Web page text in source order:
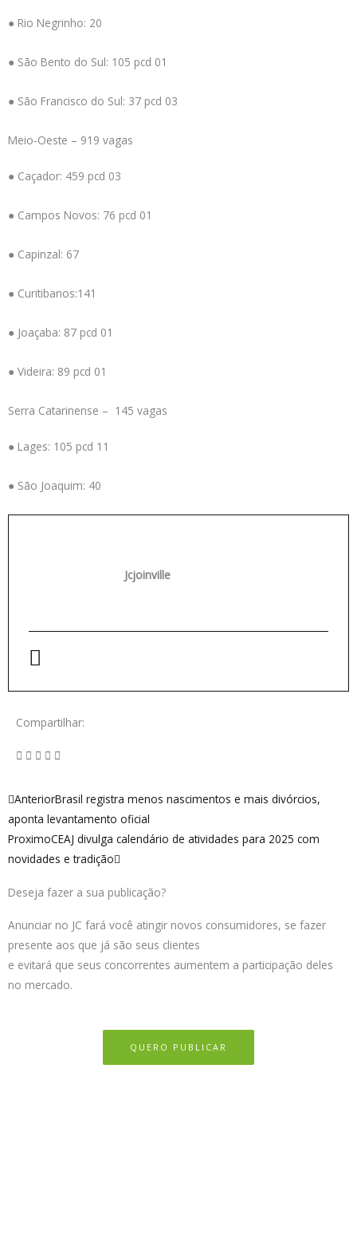
● Rio Negrinho: 20
● São Bento do Sul: 105 pcd 01
● São Francisco do Sul: 37 pcd 03
Meio-Oeste – 919 vagas
● Caçador: 459 pcd 03
● Campos Novos: 76 pcd 01
● Capinzal: 67
● Curitibanos:141
● Joaçaba: 87 pcd 01
● Videira: 89 pcd 01
Serra Catarinense – 145 vagas
● Lages: 105 pcd 11
● São Joaquim: 40
Jcjoinville
Compartilhar:
Anterior
AnteriorBrasil registra menos nascimentos e mais divórcios,
aponta levantamento oficial
ProximoCEAJ divulga calendário de atividades para 2025 com
novidades e tradição
Próximo
Deseja fazer a sua publicação?
Anunciar no JC fará você atingir novos consumidores, se fazer
presente aos que já são seus clientes
e evitará que seus concorrentes aumentem a participação deles
no mercado.
QUERO PUBLICAR